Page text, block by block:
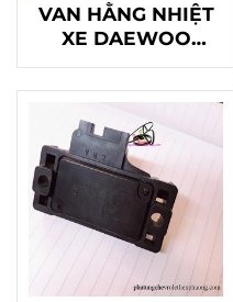
VAN HẰNG NHIỆT
XE DAEWOO
MAGNUS 2.5